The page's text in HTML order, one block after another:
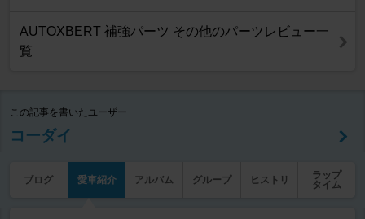
AUTOXBERT 補強パーツ その他のパーツレビュー一
覧
この記事を書いたユーザー
コーダイ
ブログ 愛車紹介 アルバム グループ ヒストリ
ラップ
タイム